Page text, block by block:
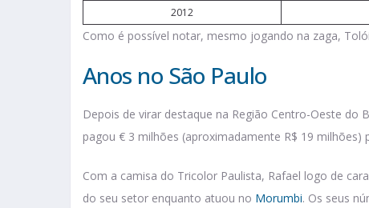
2012
Como é possível notar, mesmo jogando na zaga,
Anos no São Paulo
Depois de virar destaque na Região Centro-Oeste do
pagou € 3 milhões (aproximadamente R$ 19 milhões)
Com a camisa do Tricolor Paulista, Rafael logo de
do seu setor enquanto atuou no Morumbi. Os seus